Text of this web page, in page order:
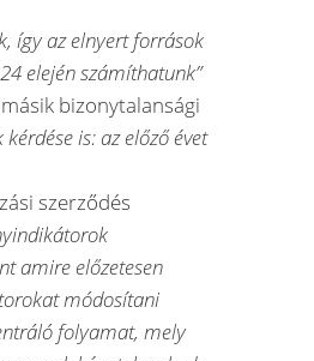
így az elnyert források
elején számíthatunk”
bizonytalansági
is: az előző évet
szerződés
amire előzetesen
módosítani
folyamat, mely